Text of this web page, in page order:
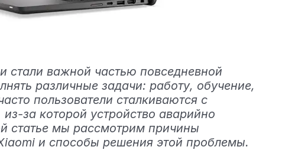
стали важной частью повседневной
различные задачи: работу, обучение,
пользователи сталкиваются с
за которой устройство аварийно
статье мы рассмотрим причины
и способы решения этой проблемы.